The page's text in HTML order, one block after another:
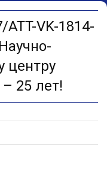
ATT-VK-1814-
центру
25 лет!